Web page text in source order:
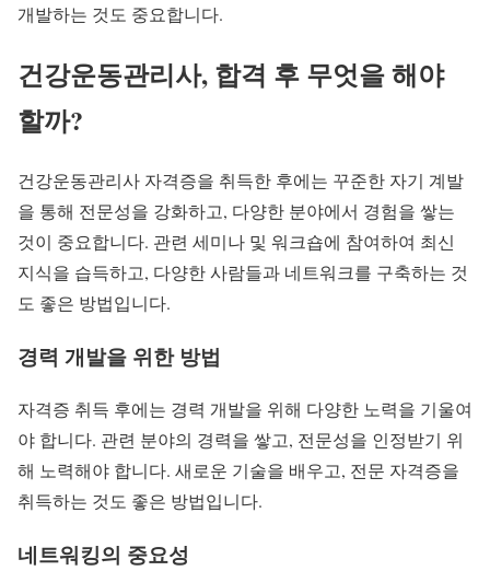
개발하는 것도 중요합니다.
건강운동관리사, 합격 후 무엇을 해야
할까?
건강운동관리사 자격증을 취득한 후에는 꾸준한 자기 계발
을 통해 전문성을 강화하고, 다양한 분야에서 경험을 쌓는
것이 중요합니다. 관련 세미나 및 워크숍에 참여하여 최신
지식을 습득하고, 다양한 사람들과 네트워크를 구축하는 것
도 좋은 방법입니다.
경력 개발을 위한 방법
자격증 취득 후에는 경력 개발을 위해 다양한 노력을 기울여
야 합니다. 관련 분야의 경력을 쌓고, 전문성을 인정받기 위
해 노력해야 합니다. 새로운 기술을 배우고, 전문 자격증을
취득하는 것도 좋은 방법입니다.
네트워킹의 중요성